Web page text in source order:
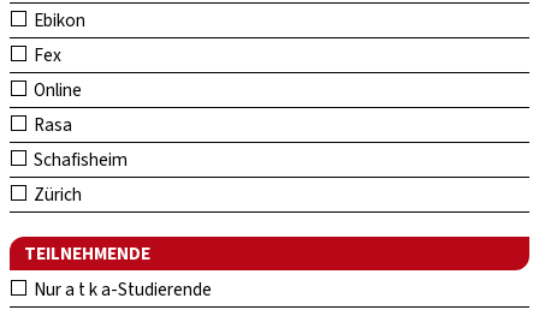
Ebikon
Fex
Online
Rasa
Schafisheim
Zürich
TEILNEHMENDE
Nur a t k a-Studierende